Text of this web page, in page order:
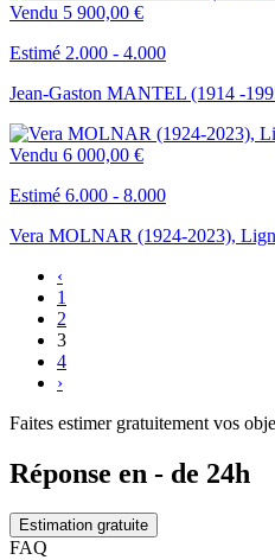
Vendu 5 900,00 €
Estimé 2.000 - 4.000
Jean-Gaston MANTEL (1914 -
Vendu 6 000,00 €
Estimé 6.000 - 8.000
Vera MOLNAR (1924-2023),
‹
1
2
3
4
›
Faites estimer gratuitement vos
Réponse en - de 24h
Estimation gratuite
FAQ